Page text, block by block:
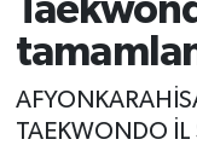
TAEKWONDO İL
Süper Lig
Tüm